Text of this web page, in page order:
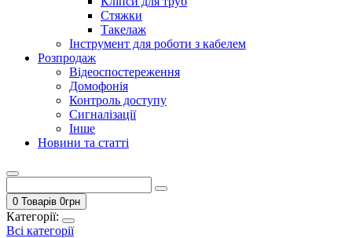
Стяжки
Такелаж
Інструмент для роботи з кабелем
Розпродаж
Відеоспостереження
Домофонія
Контроль доступу
Сигналізації
Інше
Новини та статті
0 Товарів 0грн
Категорії:
Всі категорії